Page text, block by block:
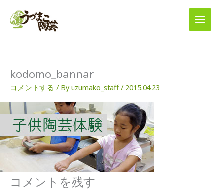
kodomo_bannar
コメントする / Byuzumako_staff/ 2015.04.23
コメントを残す